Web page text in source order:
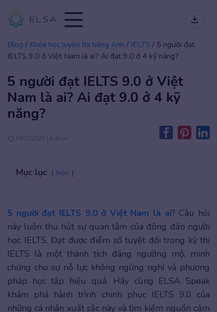
Blog / Khóa học luyện thi tiếng Anh / IELTS / 5 người đạt
IELTS 9.0 ở Việt Nam là ai? Ai đạt 9.0 ở 4 kỹ năng?
5 người đạt IELTS 9.0 ở Việt
Nam là ai? Ai đạt 9.0 ở 4 kỹ
năng?
18/01/2025 | Admin
Mục lục hiện
5 người đạt IELTS 9.0 ở Việt Nam là ai? Câu hỏi
này luôn thu hút sự quan tâm của đông đảo người
học IELTS. Đạt được điểm số tuyệt đối trong kỳ thi
IELTS là một thành tích đáng ngưỡng mộ, minh
chứng cho sự nỗ lực không ngừng nghỉ và phương
pháp học tập hiệu quả. Hãy cùng ELSA Speak
khám phá hành trình chinh phục IELTS 9.0 của
những cá nhân xuất sắc này và tìm kiếm nguồn cảm